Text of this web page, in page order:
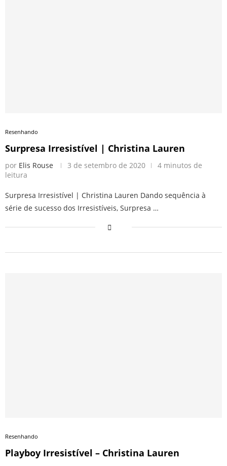
Resenhando
Surpresa Irresistível | Christina Lauren
por Elis Rouse 3 de setembro de 2020
4 minutos de
leitura
Surpresa Irresistível | Christina Lauren Dando sequência à
série de sucesso dos Irresistíveis, Surpresa …
Resenhando
Playboy Irresistível – Christina Lauren